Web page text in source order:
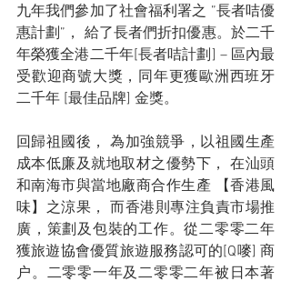
九年我們參加了社會福利署之 ”長者咭優
惠計劃”， 給了長者們折扣優惠。於二千
年榮獲全港二千年[長者咭計劃] – 區內最
受歡迎商號大獎，同年更獲歐洲西班牙
二千年 [最佳品牌] 金獎。
回歸祖國後， 為加強競爭，以祖國生產
成本低廉及就地取材之優勢下， 在汕頭
和南海市與當地廠商合作生產 【香港風
味】之涼果， 而香港則專注負責市場推
廣，策劃及包裝的工作。從二零零二年
獲旅遊協會優質旅遊服務認可的[Q嘜] 商
户。二零零一年及二零零二年被日本著